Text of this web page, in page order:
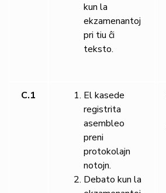
kun la
ekzamenantoj
pri tiu ĉi
teksto.
C.1
El kasede
registrita
asembleo
preni
protokolajn
notojn.
Debato kun la